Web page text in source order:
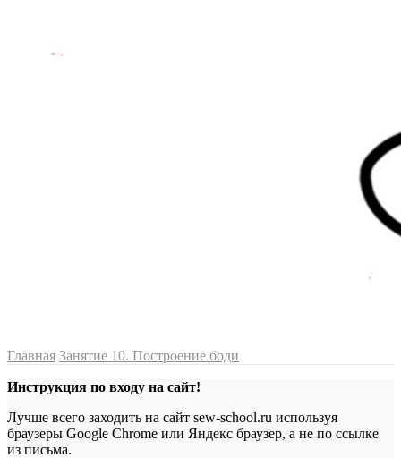
Главная Занятие 10. Построение боди
Инструкция по входу на сайт!
Лучше всего заходить на сайт sew-school.ru используя
браузеры Google Chrome или Яндекс браузер, а не по ссылке
из письма.